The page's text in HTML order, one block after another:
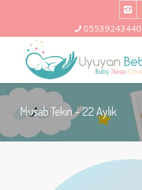
05539243440
Musab Tekin – 22 Aylık